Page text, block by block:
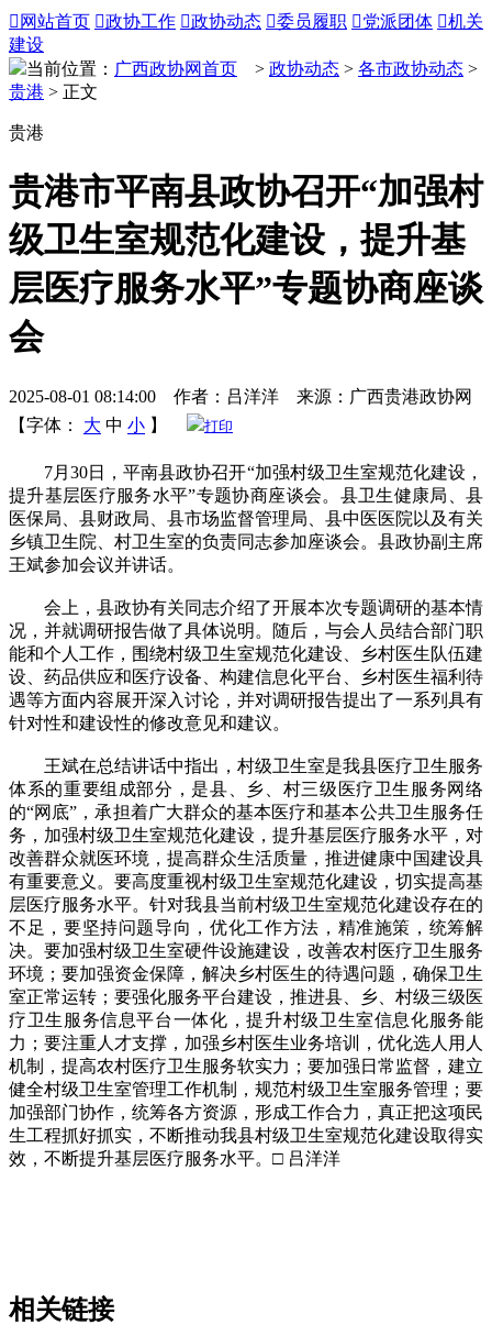
 网站首页 政协工作 政协动态 委员履职 党派团体 机关
建设
当前位置： 广西政协网首页 > 政协动态 > 各市政协动态 >
贵港 > 正文
贵港
贵港市平南县政协召开“加强村
级卫生室规范化建设，提升基
层医疗服务水平”专题协商座谈
会
2025-08-01 08:14:00 作者：吕洋洋 来源：广西贵港政协网
【字体：
大 中 小 】 打印
7月30日，平南县政协召开“加强村级卫生室规范化建设，
提升基层医疗服务水平”专题协商座谈会。县卫生健康局、县
医保局、县财政局、县市场监督管理局、县中医医院以及有关
乡镇卫生院、村卫生室的负责同志参加座谈会。县政协副主席
王斌参加会议并讲话。
会上，县政协有关同志介绍了开展本次专题调研的基本情
况，并就调研报告做了具体说明。随后，与会人员结合部门职
能和个人工作，围绕村级卫生室规范化建设、乡村医生队伍建
设、药品供应和医疗设备、构建信息化平台、乡村医生福利待
遇等方面内容展开深入讨论，并对调研报告提出了一系列具有
针对性和建设性的修改意见和建议。
王斌在总结讲话中指出，村级卫生室是我县医疗卫生服务
体系的重要组成部分，是县、乡、村三级医疗卫生服务网络
的“网底”，承担着广大群众的基本医疗和基本公共卫生服务任
务，加强村级卫生室规范化建设，提升基层医疗服务水平，对
改善群众就医环境，提高群众生活质量，推进健康中国建设具
有重要意义。要高度重视村级卫生室规范化建设，切实提高基
层医疗服务水平。针对我县当前村级卫生室规范化建设存在的
不足，要坚持问题导向，优化工作方法，精准施策，统筹解
决。要加强村级卫生室硬件设施建设，改善农村医疗卫生服务
环境；要加强资金保障，解决乡村医生的待遇问题，确保卫生
室正常运转；要强化服务平台建设，推进县、乡、村级三级医
疗卫生服务信息平台一体化，提升村级卫生室信息化服务能
力；要注重人才支撑，加强乡村医生业务培训，优化选人用人
机制，提高农村医疗卫生服务软实力；要加强日常监督，建立
健全村级卫生室管理工作机制，规范村级卫生室服务管理；要
加强部门协作，统筹各方资源，形成工作合力，真正把这项民
生工程抓好抓实，不断推动我县村级卫生室规范化建设取得实
效，不断提升基层医疗服务水平。□ 吕洋洋
相关链接